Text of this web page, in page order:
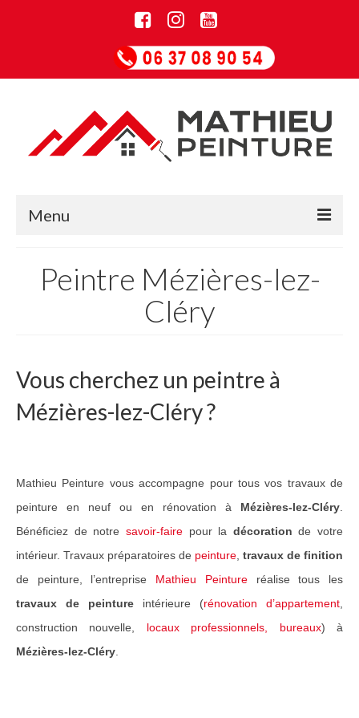
Menu
Informations
Entreprise de rénovation
Guide Peintures
Nos services
Réalisation de sols
Réalisations Travaux
Nos travaux pour particuliers
Nos travaux pour professionnels
Notre réseau
Peintre Mézières-lez-
Cléry
Vous cherchez un peintre à
Mézières-lez-Cléry ?
Mathieu Peinture vous accompagne pour tous vos travaux de
peinture en neuf ou en rénovation à Mézières-lez-Cléry
Bénéficiez de notre savoir-fairepour la décoration de votre
intérieur. Travaux préparatoires de peinture travaux de finition
de peinture, l’entreprise Mathieu Peintureréalise tous les
travaux de peinture intérieure (rénovation d’appartement
construction nouvelle, locaux professionnels, bureaux) à
Mézières-lez-Cléry